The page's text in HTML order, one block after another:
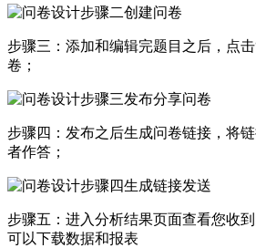
步骤三：添加和编辑完题目之后，点
卷；
步骤四：发布之后生成问卷链接，将
者作答；
步骤五：进入分析结果页面查看您收
可以下载数据和报表